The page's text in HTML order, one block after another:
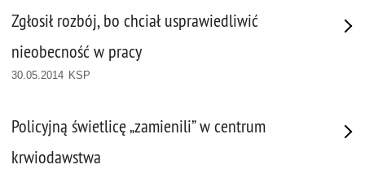
Zgłosił rozbój, bo chciał usprawiedliwić
nieobecność w pracy
30.05.2014 KSP
Policyjną świetlicę „zamienili” w centrum
krwiodawstwa